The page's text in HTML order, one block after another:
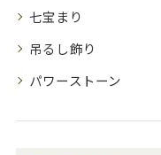
七宝まり
吊るし飾り
パワーストーン